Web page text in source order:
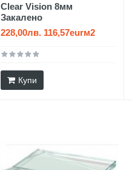
Clear Vision 8мм
Закалено
228,00лв. 116,57eurм2
Купи